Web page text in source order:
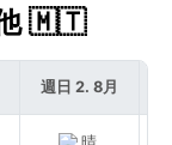
他 🇲🇹
週日 2. 8月